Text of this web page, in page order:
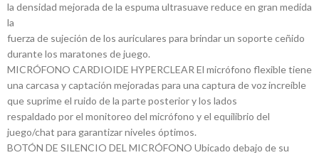
la densidad mejorada de la espuma ultrasuave reduce en gran medida
la
fuerza de sujeción de los auriculares para brindar un soporte ceñido
durante los maratones de juego.
MICRÓFONO CARDIOIDE HYPERCLEAR El micrófono flexible tiene
una carcasa y captación mejoradas para una captura de voz increíble
que suprime el ruido de la parte posterior y los lados
respaldado por el monitoreo del micrófono y el equilibrio del
juego/chat para garantizar niveles óptimos.
BOTÓN DE SILENCIO DEL MICRÓFONO Ubicado debajo de su